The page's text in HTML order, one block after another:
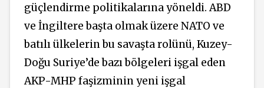
güçlendirme politikalarına yöneldi. ABD
ve İngiltere başta olmak üzere NATO ve
batılı ülkelerin bu savaşta rolünü, Kuzey-
Doğu Suriye’de bazı bölgeleri işgal eden
AKP-MHP faşizminin yeni işgal